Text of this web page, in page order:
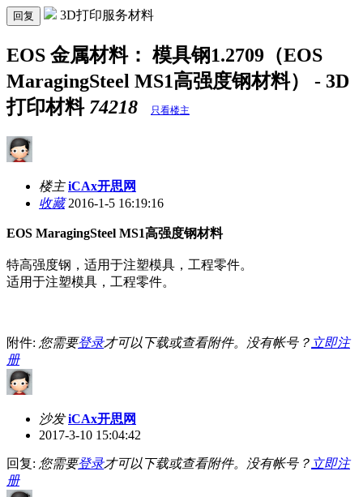
回复 3D打印服务材料
EOS 金属材料： 模具钢1.2709（EOS
MaragingSteel MS1高强度钢材料） - 3D
打印材料 74218 只看楼主
楼主 iCAx开思网
收藏2016-1-5 16:19:16
EOS MaragingSteel MS1高强度钢材料
特高强度钢，适用于注塑模具，工程零件。
适用于注塑模具，工程零件。
附件: 您需要登录才可以下载或查看附件。没有帐号？ 立即注
册
沙发 iCAx开思网
2017-3-10 15:04:42
回复: 您需要登录才可以下载或查看附件。没有帐号？ 立即注
册